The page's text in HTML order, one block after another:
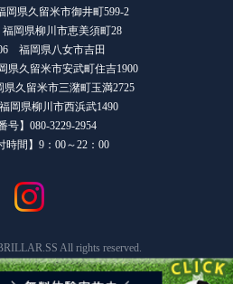
県久留米市御井町599-2
岡県柳川市恵美須町28
福岡県八女市吉田
県久留米市安武町住吉1900
県久留米市三潴町玉満2725
岡県柳川市西浜武1490
号】080-3229-2954
時間】9：00～22：00
All rights reserved.